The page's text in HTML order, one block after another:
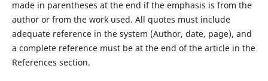
made in parentheses at the end if the emphasis is from the
author or from the work used. All quotes must include
adequate reference in the system (Author, date, page), and
a complete reference must be at the end of the article in the
References section.